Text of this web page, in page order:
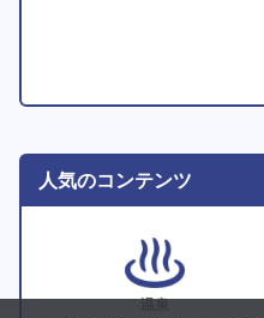
人気のコンテンツ